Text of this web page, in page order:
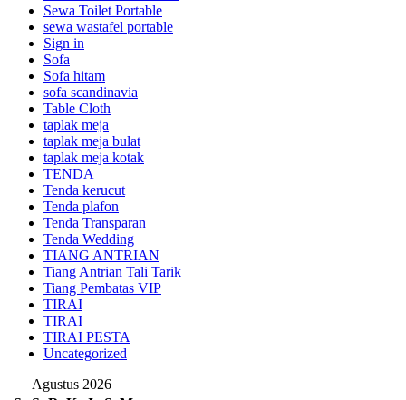
Sewa Toilet Portable
sewa wastafel portable
Sign in
Sofa
Sofa hitam
sofa scandinavia
Table Cloth
taplak meja
taplak meja bulat
taplak meja kotak
TENDA
Tenda kerucut
Tenda plafon
Tenda Transparan
Tenda Wedding
TIANG ANTRIAN
Tiang Antrian Tali Tarik
Tiang Pembatas VIP
TIRAI
TIRAI
TIRAI PESTA
Uncategorized
Agustus 2026